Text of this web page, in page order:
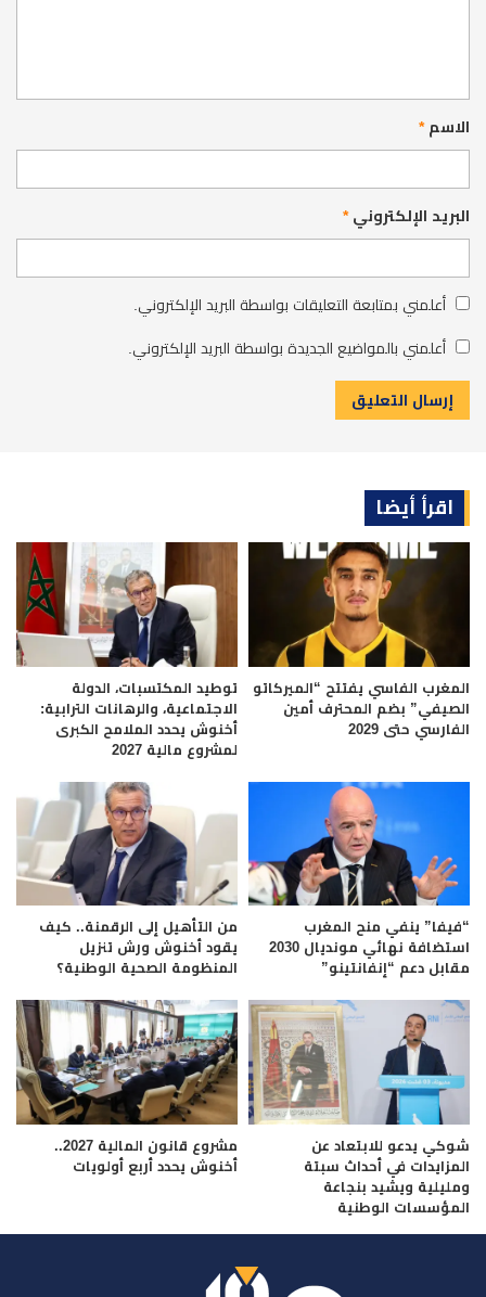
الاسم*
البريد الإلكتروني*
أعلمني بمتابعة التعليقات بواسطة البريد الإلكتروني.
أعلمني بالمواضيع الجديدة بواسطة البريد الإلكتروني.
اقرأ أيضا
المغرب الفاسي يفتتح “الميركاتو
الصيفي” بضم المحترف أمين
الفارسي حتى 2029
توطيد المكتسبات، الدولة
الاجتماعية، والرهانات الترابية:
أخنوش يحدد الملامح الكبرى
لمشروع مالية 2027
“فيفا” ينفي منح المغرب
استضافة نهائي مونديال 2030
مقابل دعم “إنفانتينو”
من التأهيل إلى الرقمنة.. كيف
يقود أخنوش ورش تنزيل
المنظومة الصحية الوطنية؟
شوكي يدعو للابتعاد عن
المزايدات في أحداث سبتة
ومليلية ويشيد بنجاعة
المؤسسات الوطنية
مشروع قانون المالية 2027..
أخنوش يحدد أربع أولويات